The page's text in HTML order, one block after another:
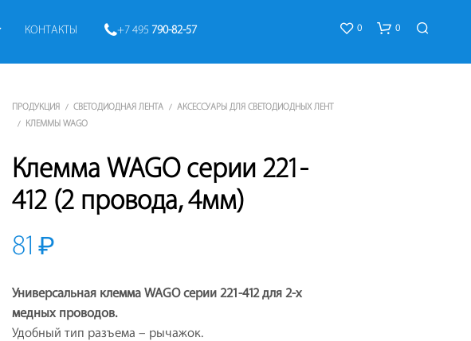
КОНТАКТЫ +7 495 790-82-57 0 0
ПРОДУКЦИЯ / СВЕТОДИОДНАЯ ЛЕНТА / АКСЕССУАРЫ ДЛЯ СВЕТОДИОДНЫХ ЛЕНТ
/ КЛЕММЫ WAGO
Клемма WAGO серии 221-
412 (2 провода, 4мм)
81 ₽
Универсальная клемма WAGO серии 221-412 для 2-х
медных проводов.
Удобный тип разъема – рычажок.